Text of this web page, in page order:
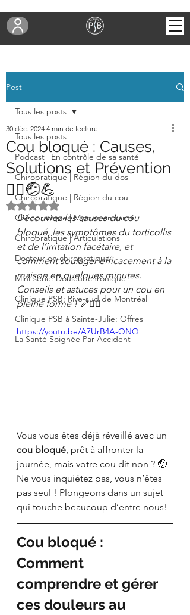
Post
Tous les posts
Podcast | En contrôle de sa santé
Chiropratique | Région du dos
Chiropratique | Région du cou
Chiropratique | Mythes en santé
Chiropratique | Articulations
Docteur en chiropratique
Mini-série: Douleur chronique
Clinique PSB: Rive-sud de Montréal
Clinique PSB à Sainte-Julie: Offres
La Santé Soignée Par Accident
Tous les posts
Cou bloqué : Causes,
Solutions et Prévention
👩‍⚕️🤕💪
30 déc. 2024 4 min de lecture
Noté NaN étoiles sur 5.
Découvrez les causes du cou
bloqué, les symptômes du torticollis
et de l’irritation facétaire, et
comment soulager efficacement à la
maison en quelques minutes.
Conseils et astuces pour un cou en
pleine forme ! 🦴💆‍♂️
https://youtu.be/A7UrB4A-QNQ
Vous vous êtes déjà réveillé avec un
cou bloqué , prêt à affronter la
journée, mais votre cou dit non ? 🤕
Ne vous inquiétez pas, vous n’êtes
pas seul ! Plongeons dans un sujet
qui touche beaucoup d’entre nous!
Cou bloqué :
Comment
comprendre et gérer
ces douleurs au